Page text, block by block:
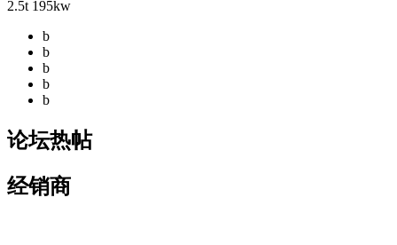
2.5t 195kw
b
b
b
b
b
论坛热帖
经销商